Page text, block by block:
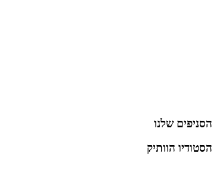
הסניפים שלנו
הסטודיו הוותיק